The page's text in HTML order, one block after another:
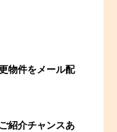
物件をメール配
紹介チャンスあ